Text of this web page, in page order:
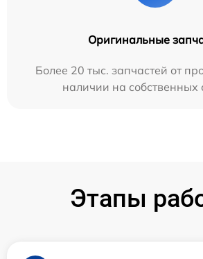
Оригинальные
Более 20 тыс. запчастей от
наличии на собственных
Этапы